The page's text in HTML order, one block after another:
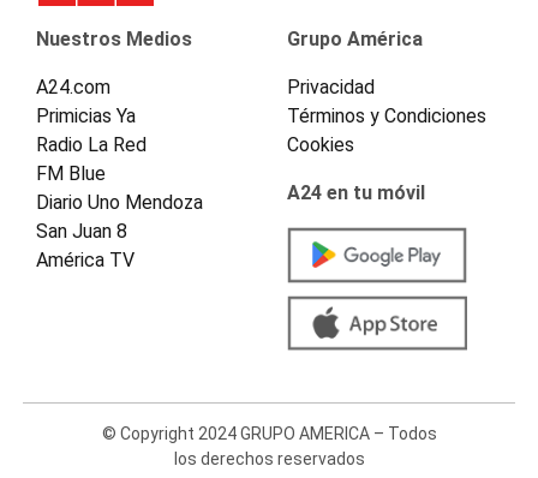
Nuestros Medios
A24.com
Primicias Ya
Radio La Red
FM Blue
Diario Uno Mendoza
San Juan 8
América TV
Grupo América
Privacidad
Términos y Condiciones
Cookies
A24 en tu móvil
© Copyright 2024 GRUPO AMERICA – Todos
los derechos reservados